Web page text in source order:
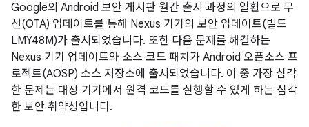
Google의 Android 보안 게시판 월간 출시 과정의 일환으로 무
선(OTA) 업데이트를 통해 Nexus 기기의 보안 업데이트(빌드
LMY48M)가 출시되었습니다. 또한 다음 문제를 해결하는
Nexus 기기 업데이트와 소스 코드 패치가 Android 오픈소스 프
로젝트(AOSP) 소스 저장소에 출시되었습니다. 이 중 가장 심각
한 문제는 대상 기기에서 원격 코드를 실행할 수 있게 하는 심각
한 보안 취약성입니다.